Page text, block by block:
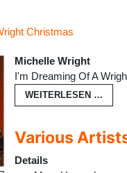
Christmas
Michelle Wright
I'm Dreaming Of A
WEITERLESEN …
Various
Details